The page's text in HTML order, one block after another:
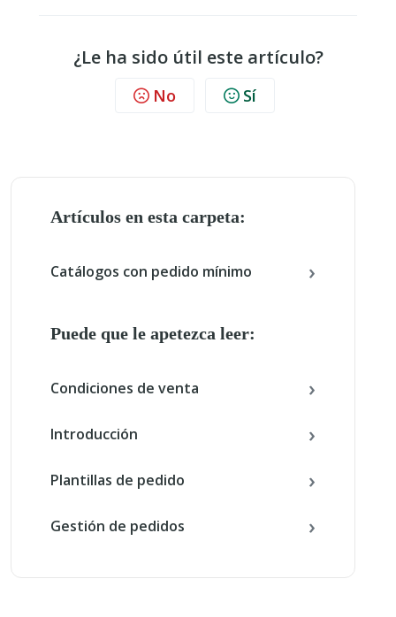
¿Le ha sido útil este artículo?
No Sí
Artículos en esta carpeta:
Catálogos con pedido mínimo
Puede que le apetezca leer:
Condiciones de venta
Introducción
Plantillas de pedido
Gestión de pedidos